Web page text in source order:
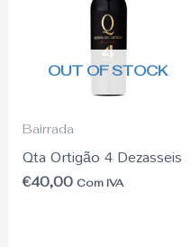
OUT OF STOCK
Bairrada
Qta Ortigão 4 Dezasseis
€40,00 Com IVA